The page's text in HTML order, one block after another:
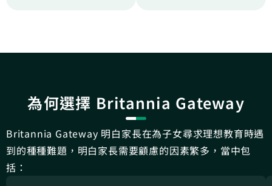
為何選擇 Britannia Gateway
Britannia Gateway 明白家長在為子女尋求理想教育時遇
到的種種難題，明白家長需要顧慮的因素繁多，當中包
括：